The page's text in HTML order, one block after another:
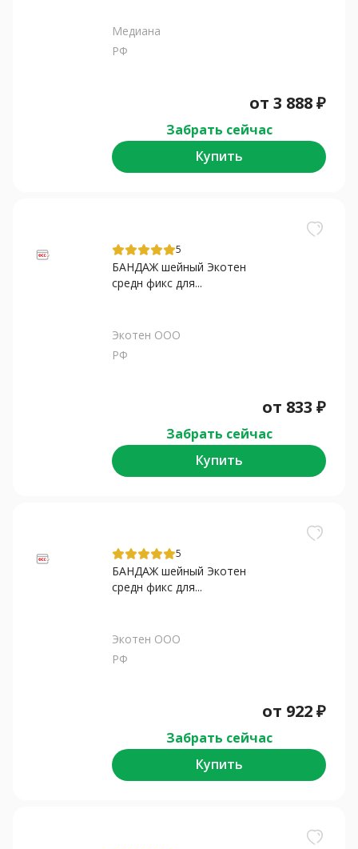
Медиана
РФ
от 3 888₽
Забрать сейчас
Купить
5
БАНДАЖ шейный Экотен
средн фикс для...
Экотен ООО
РФ
от 833 ₽
Забрать сейчас
Купить
5
БАНДАЖ шейный Экотен
средн фикс для...
Экотен ООО
РФ
от 922₽
Забрать сейчас
Купить